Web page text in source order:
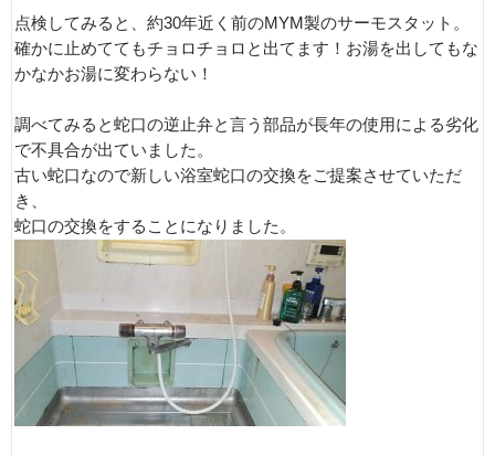
点検してみると、約30年近く前のMYM製のサーモスタット。
確かに止めててもチョロチョロと出てます！お湯を出してもな
かなかお湯に変わらない！
調べてみると蛇口の逆止弁と言う部品が長年の使用による劣化
で不具合が出ていました。
古い蛇口なので新しい浴室蛇口の交換をご提案させていただ
き、
蛇口の交換をすることになりました。